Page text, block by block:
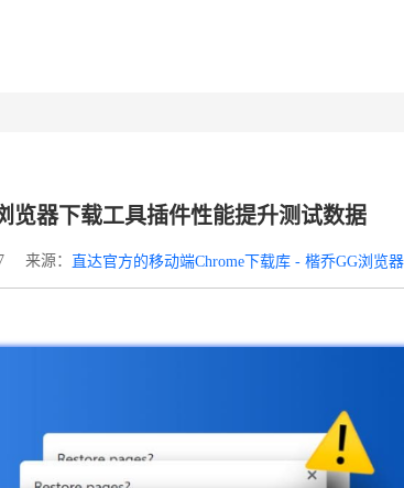
览器下载工具插件性能提升测试数据
来源： 直达官方的移动端Chrome下载库 - 楷乔GG浏览